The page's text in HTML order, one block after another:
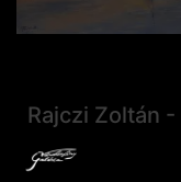
Rajczi Zoltán -
fények játéka
(30x60 cm)